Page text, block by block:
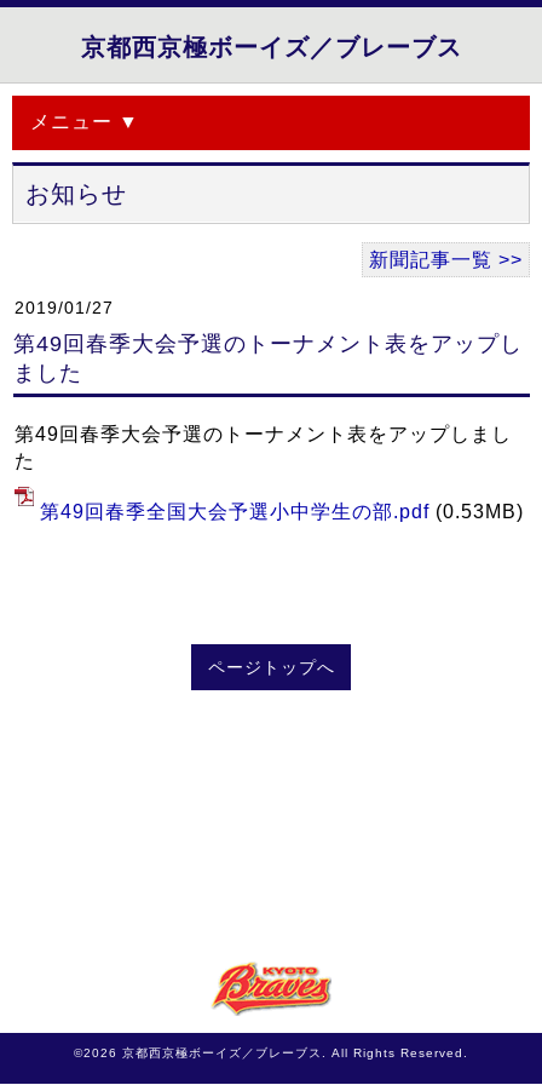
京都西京極ボーイズ／ブレーブス
メニュー ▼
お知らせ
新聞記事一覧 >>
2019/01/27
第49回春季大会予選のトーナメント表をアップし
ました
第49回春季大会予選のトーナメント表をアップしまし
た
第49回春季全国大会予選小中学生の部.pdf (0.53MB)
ページトップへ
©2026 京都西京極ボーイズ／ブレーブス . All Rights Reserved.